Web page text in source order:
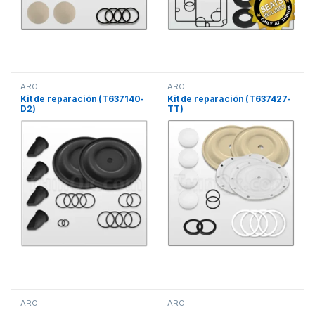
ARO
Kit de reparación (T637140-
D2)
ARO
Kit de reparación (T637427-
TT)
ARO ARO